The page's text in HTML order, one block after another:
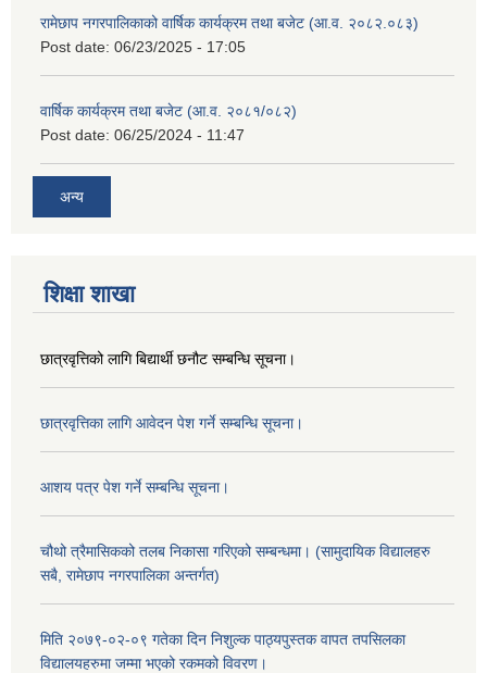
रामेछाप नगरपालिकाको वार्षिक कार्यक्रम तथा बजेट (आ.व. २०८२.०८३)
Post date: 06/23/2025 - 17:05
वार्षिक कार्यक्रम तथा बजेट (आ.व. २०८१/०८२)
Post date: 06/25/2024 - 11:47
अन्य
शिक्षा शाखा
छात्रवृत्तिको लागि बिद्यार्थी छनौट सम्बन्धि सूचना।
छात्रवृत्तिका लागि आवेदन पेश गर्ने सम्बन्धि सूचना।
आशय पत्र पेश गर्ने सम्बन्धि सूचना।
चौथो त्रैमासिकको तलब निकासा गरिएको सम्बन्धमा। (सामुदायिक विद्यालहरु
सबै, रामेछाप नगरपालिका अन्तर्गत)
मिति २०७९-०२-०९ गतेका दिन निशुल्क पाठ्यपुस्तक वापत तपसिलका
विद्यालयहरुमा जम्मा भएको रकमको विवरण।